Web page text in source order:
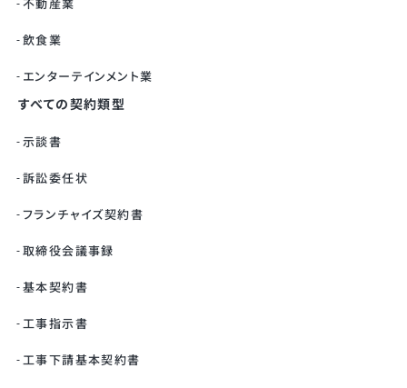
不動産業
飲食業
エンターテインメント業
すべての契約類型
示談書
訴訟委任状
フランチャイズ契約書
取締役会議事録
基本契約書
工事指示書
工事下請基本契約書